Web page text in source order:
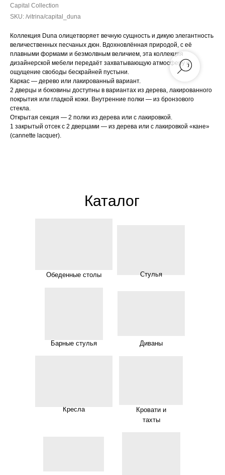
Capital Collection
SKU: /vitrina/capital_duna
Коллекция Duna олицетворяет вечную сущность и дикую элегантность
величественных песчаных дюн. Вдохновлённая природой, с её
плавными формами и безмолвным величием, эта коллекция
дизайнерской мебели передаёт захватывающую атмосферу и
ощущение свободы бескрайней пустыни.
Каркас — дерево или лакированный вариант.
2 дверцы и боковины доступны в вариантах из дерева, лакированного
покрытия или гладкой кожи. Внутренние полки — из бронзового
стекла.
Открытая секция — 2 полки из дерева или с лакировкой.
1 закрытый отсек с 2 дверцами — из дерева или с лакировкой «кане»
(cannette lacquer).
Обеденные столы Стулья
Барные стулья Диваны
Кровати и
тахты
Кресла
Каталог